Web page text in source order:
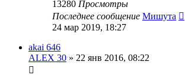
13280 Просмотры
Последнее сообщение Мишута
24 мар 2019, 18:27
akai 646
ALEX 30 » 22 янв 2016, 08:22